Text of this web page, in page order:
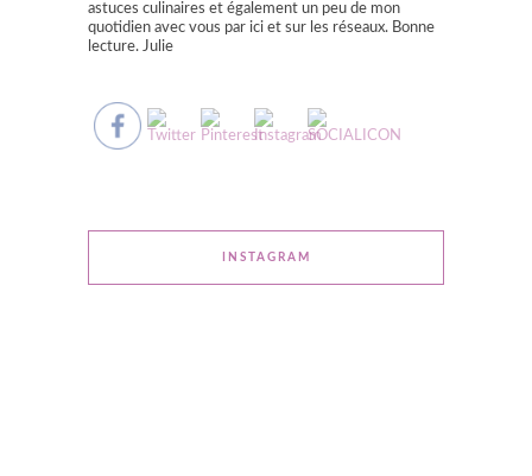
astuces culinaires et également un peu de mon
quotidien avec vous par ici et sur les réseaux. Bonne
lecture. Julie
INSTAGRAM